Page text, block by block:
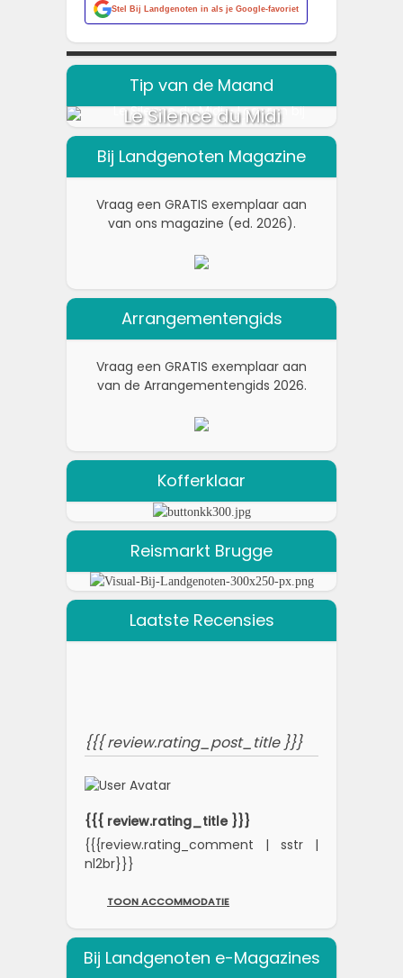
Stel Bij Landgenoten in als je Google-favoriet
Tip van de Maand
Le Silence du Midi
Bij Landgenoten Magazine
Vraag een GRATIS exemplaar aan
van ons magazine (ed. 2026).
Arrangementengids
Vraag een GRATIS exemplaar aan
van de Arrangementengids 2026.
Kofferklaar
Reismarkt Brugge
Laatste Recensies
{{{ review.rating_post_title }}}
{{{ review.rating_title }}}
{{{review.rating_comment | sstr |
nl2br}}}
TOON ACCOMMODATIE
Bij Landgenoten e-Magazines